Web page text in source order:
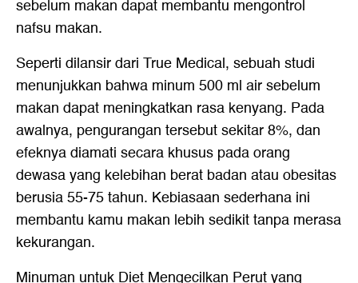
sebelum makan dapat membantu mengontrol
nafsu makan.
Seperti dilansir dari True Medical, sebuah studi
menunjukkan bahwa minum 500 ml air sebelum
makan dapat meningkatkan rasa kenyang. Pada
awalnya, pengurangan tersebut sekitar 8%, dan
efeknya diamati secara khusus pada orang
dewasa yang kelebihan berat badan atau obesitas
berusia 55-75 tahun. Kebiasaan sederhana ini
membantu kamu makan lebih sedikit tanpa merasa
kekurangan.
Minuman untuk Diet Mengecilkan Perut yang